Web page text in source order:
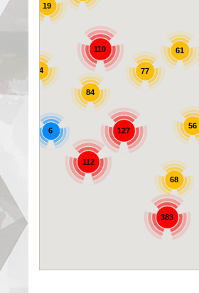
110
56
127
383
77
61
112
68
84
44
19
6